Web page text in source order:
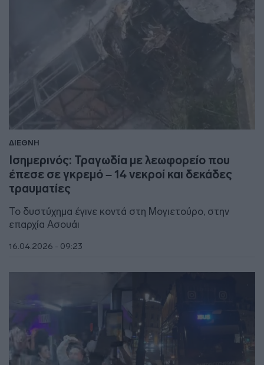
ΔΙΕΘΝΗ
Ισημερινός: Τραγωδία με λεωφορείο που
έπεσε σε γκρεμό – 14 νεκροί και δεκάδες
τραυματίες
Το δυστύχημα έγινε κοντά στη Μογιετούρο, στην
επαρχία Ασουάι
16.04.2026 - 09:23